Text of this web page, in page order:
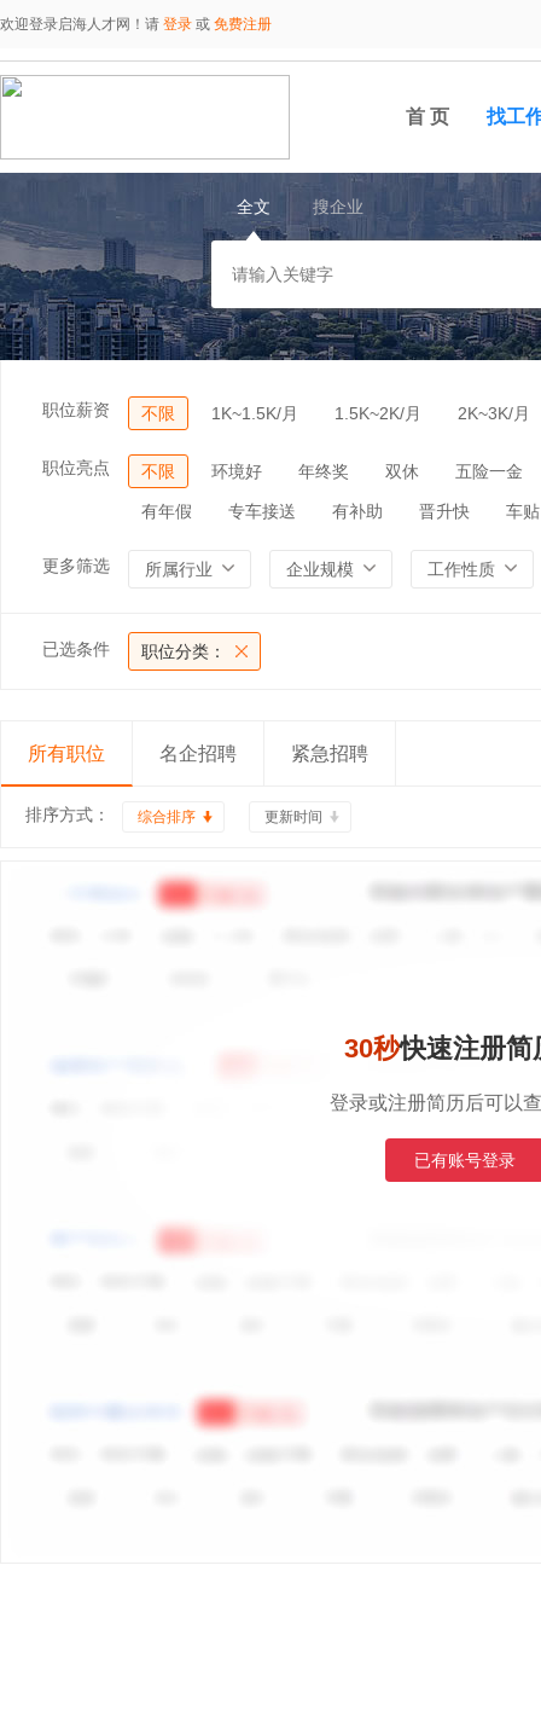
欢迎登录启海人才网！请 登录 或 免费注册
首 页 找工
全文 搜企业
职位薪资 不限 1K~1.5K/月 1.5K~2K/月 2K~3K/月
职位亮点 不限 环境好 年终奖 双休 五险一金
有年假 专车接送 有补助 晋升快 车贴
更多筛选 所属行业 企业规模 工作性质
已选条件 职位分类：
所有职位 名企招聘 紧急招聘
排序方式： 综合排序 更新时间
30秒快速注册简
登录或注册简历后可以
已有账号登录